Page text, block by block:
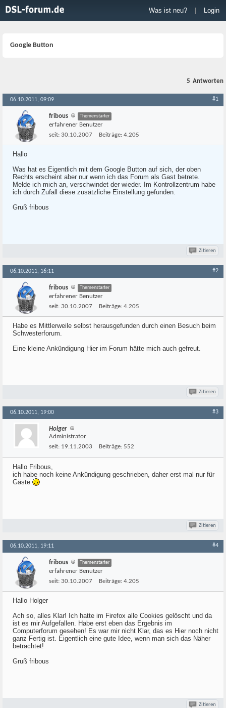
Was ist neu? Login
Google Button
5 Antworten
06.10.2011, 09:09 #1
fribous Themenstarter
erfahrener Benutzer
seit: 30.10.2007 Beiträge: 4.205
Hallo
Was hat es Eigentlich mit dem Google Button auf sich, der oben
Rechts erscheint aber nur wenn ich das Forum als Gast betrete.
Melde ich mich an, verschwindet der wieder. Im Kontrollzentrum habe
ich durch Zufall diese zusätzliche Einstellung gefunden.
Gruß fribous
Zitieren
06.10.2011, 16:11 #2
fribous Themenstarter
erfahrener Benutzer
seit: 30.10.2007 Beiträge: 4.205
Habe es Mittlerweile selbst herausgefunden durch einen Besuch beim
Schwesterforum.
Eine kleine Ankündigung Hier im Forum hätte mich auch gefreut.
Zitieren
06.10.2011, 19:00 #3
Holger
Administrator
seit: 19.11.2003 Beiträge: 552
Hallo Fribous,
ich habe noch keine Ankündigung geschrieben, daher erst mal nur für
Gäste
Zitieren
06.10.2011, 19:11 #4
fribous Themenstarter
erfahrener Benutzer
seit: 30.10.2007 Beiträge: 4.205
Hallo Holger
Ach so, alles Klar! Ich hatte im Firefox alle Cookies gelöscht und da
ist es mir Aufgefallen. Habe erst eben das Ergebnis im
Computerforum gesehen! Es war mir nicht Klar, das es Hier noch nicht
ganz Fertig ist. Eigentlich eine gute Idee, wenn man sich das Näher
betrachtet!
Gruß fribous
Zitieren